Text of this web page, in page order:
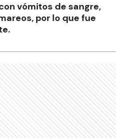
vómitos de sangre,
por lo que fue